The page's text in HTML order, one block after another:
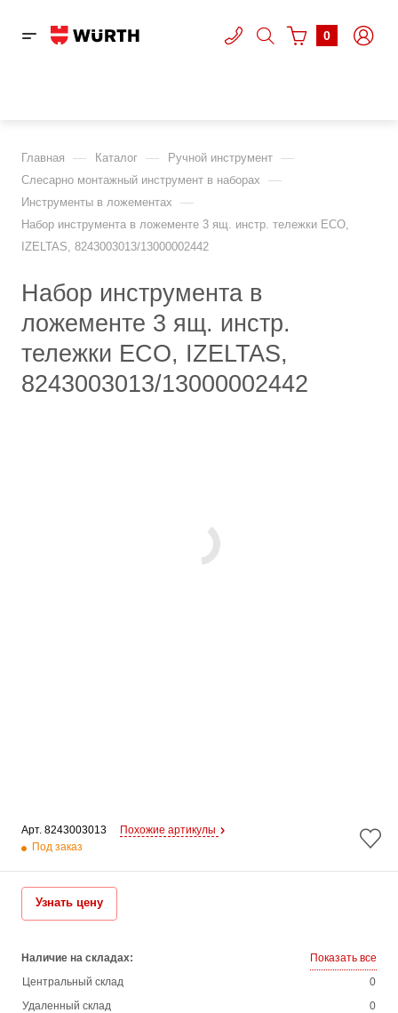
0
Главная — Каталог — Ручной инструмент —
Слесарно монтажный инструмент в наборах —
Инструменты в ложементах —
Набор инструмента в ложементе 3 ящ. инстр. тележки ECO,
IZELTAS, 8243003013/13000002442
Набор инструмента в
ложементе 3 ящ. инстр.
тележки ECO, IZELTAS,
8243003013/13000002442
Арт. 8243003013
Похожие артикулы
Под заказ
Узнать цену
Наличие на складах:
Показать все
Центральный склад
0
Удаленный склад
0